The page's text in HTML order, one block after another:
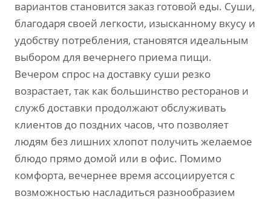
вариантов становится заказ готовой еды. Суши,
благодаря своей легкости, изысканному вкусу и
удобству потребления, становятся идеальным
выбором для вечернего приема пищи.
Вечером спрос на доставку суши резко
возрастает, так как большинство ресторанов и
служб доставки продолжают обслуживать
клиентов до поздних часов, что позволяет
людям без лишних хлопот получить желаемое
блюдо прямо домой или в офис. Помимо
комфорта, вечернее время ассоциируется с
возможностью насладиться разнообразием